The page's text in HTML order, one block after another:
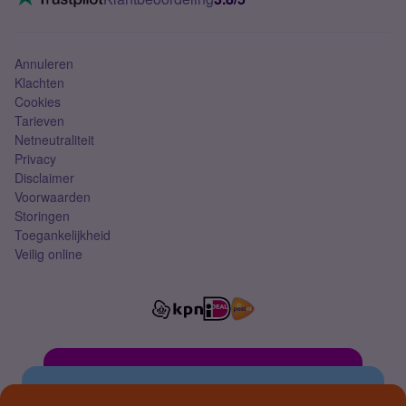
Mobiel abonnement
Annuleren
Klachten
Cookies
Tarieven
Netneutraliteit
Privacy
Disclaimer
Voorwaarden
Storingen
Toegankelijkheid
Veilig online